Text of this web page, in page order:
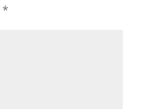
*